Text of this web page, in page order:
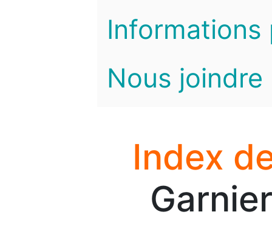
Informations
Nous joindre
Index